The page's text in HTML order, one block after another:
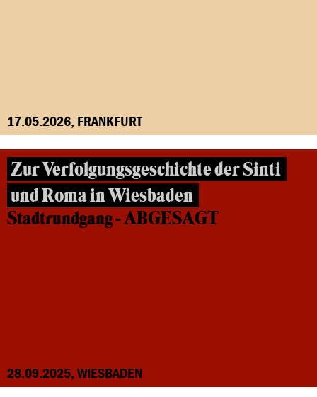
17.05.2026, FRANKFURT
Zur Verfolgungsgeschichte der Sinti
und Roma in Wiesbaden
Stadtrundgang - ABGESAGT
28.09.2025, WIESBADEN